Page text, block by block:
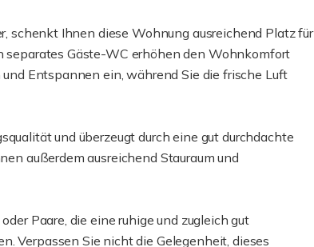
schenkt Ihnen diese Wohnung ausreichend Platz für
separates Gäste-WC erhöhen den Wohnkomfort
Entspannen ein, während Sie die frische Luft
und überzeugt durch eine gut durchdachte
außerdem ausreichend Stauraum und
Paare, die eine ruhige und zugleich gut
Verpassen Sie nicht die Gelegenheit, dieses